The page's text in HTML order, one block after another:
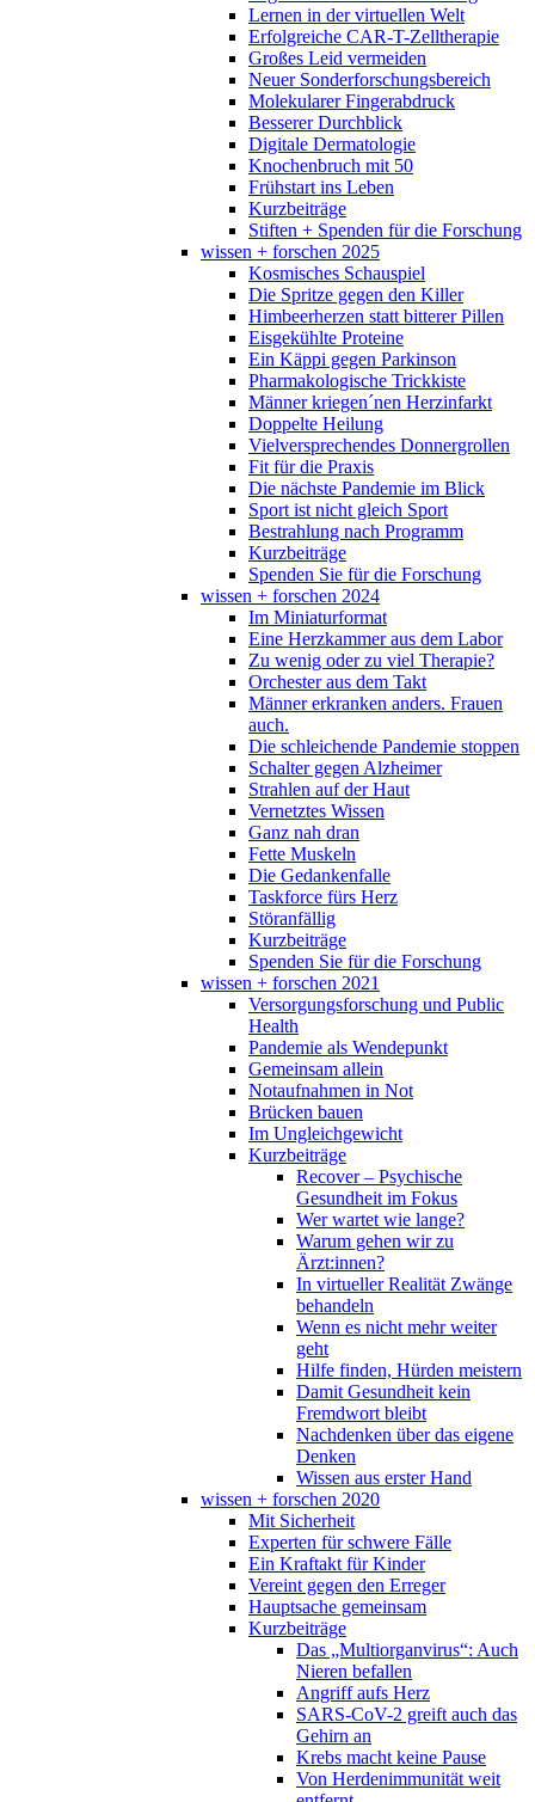
Lernen in der virtuellen Welt
Erfolgreiche CAR-T-Zelltherapie
Großes Leid vermeiden
Neuer Sonderforschungsbereich
Molekularer Fingerabdruck
Besserer Durchblick
Digitale Dermatologie
Knochenbruch mit 50
Frühstart ins Leben
Kurzbeiträge
Stiften + Spenden für die Forschung
wissen + forschen 2025
Kosmisches Schauspiel
Die Spritze gegen den Killer
Himbeerherzen statt bitterer Pillen
Eisgekühlte Proteine
Ein Käppi gegen Parkinson
Pharmakologische Trickkiste
Männer kriegen´nen Herzinfarkt
Doppelte Heilung
Vielversprechendes Donnergrollen
Fit für die Praxis
Die nächste Pandemie im Blick
Sport ist nicht gleich Sport
Bestrahlung nach Programm
Kurzbeiträge
Spenden Sie für die Forschung
wissen + forschen 2024
Im Miniaturformat
Eine Herzkammer aus dem Labor
Zu wenig oder zu viel Therapie?
Orchester aus dem Takt
Männer erkranken anders. Frauen
auch.
Die schleichende Pandemie stoppen
Schalter gegen Alzheimer
Strahlen auf der Haut
Vernetztes Wissen
Ganz nah dran
Fette Muskeln
Die Gedankenfalle
Taskforce fürs Herz
Störanfällig
Kurzbeiträge
Spenden Sie für die Forschung
wissen + forschen 2021
Versorgungsforschung und Public
Health
Pandemie als Wendepunkt
Gemeinsam allein
Notaufnahmen in Not
Brücken bauen
Im Ungleichgewicht
Kurzbeiträge
Recover – Psychische
Gesundheit im Fokus
Wer wartet wie lange?
Warum gehen wir zu
Ärzt:innen?
In virtueller Realität Zwänge
behandeln
Wenn es nicht mehr weiter
geht
Hilfe finden, Hürden meistern
Damit Gesundheit kein
Fremdwort bleibt
Nachdenken über das eigene
Denken
Wissen aus erster Hand
wissen + forschen 2020
Mit Sicherheit
Experten für schwere Fälle
Ein Kraftakt für Kinder
Vereint gegen den Erreger
Hauptsache gemeinsam
Kurzbeiträge
Das „Multiorganvirus“: Auch
Nieren befallen
Angriff aufs Herz
SARS-CoV-2 greift auch das
Gehirn an
Krebs macht keine Pause
Von Herdenimmunität weit